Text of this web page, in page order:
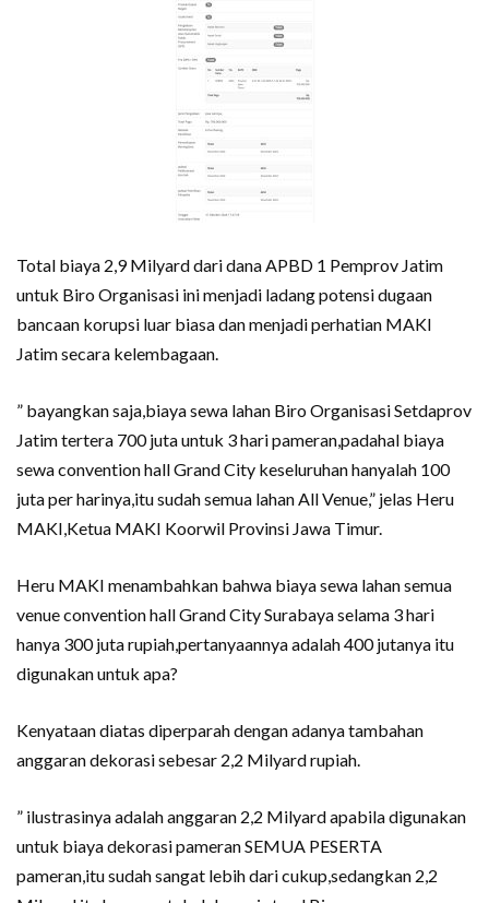
Total biaya 2,9 Milyard dari dana APBD 1 Pemprov Jatim
untuk Biro Organisasi ini menjadi ladang potensi dugaan
bancaan korupsi luar biasa dan menjadi perhatian MAKI
Jatim secara kelembagaan.
” bayangkan saja,biaya sewa lahan Biro Organisasi Setdaprov
Jatim tertera 700 juta untuk 3 hari pameran,padahal biaya
sewa convention hall Grand City keseluruhan hanyalah 100
juta per harinya,itu sudah semua lahan All Venue,” jelas Heru
MAKI,Ketua MAKI Koorwil Provinsi Jawa Timur.
Heru MAKI menambahkan bahwa biaya sewa lahan semua
venue convention hall Grand City Surabaya selama 3 hari
hanya 300 juta rupiah,pertanyaannya adalah 400 jutanya itu
digunakan untuk apa?
Kenyataan diatas diperparah dengan adanya tambahan
anggaran dekorasi sebesar 2,2 Milyard rupiah.
” ilustrasinya adalah anggaran 2,2 Milyard apabila digunakan
untuk biaya dekorasi pameran SEMUA PESERTA
pameran,itu sudah sangat lebih dari cukup,sedangkan 2,2